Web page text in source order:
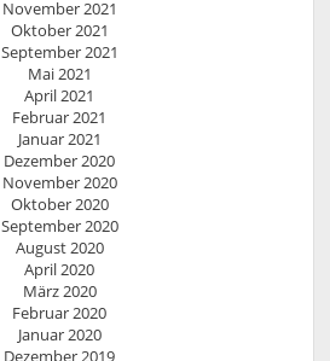
November 2021
Oktober 2021
September 2021
Mai 2021
April 2021
Februar 2021
Januar 2021
Dezember 2020
November 2020
Oktober 2020
September 2020
August 2020
April 2020
März 2020
Februar 2020
Januar 2020
Dezember 2019